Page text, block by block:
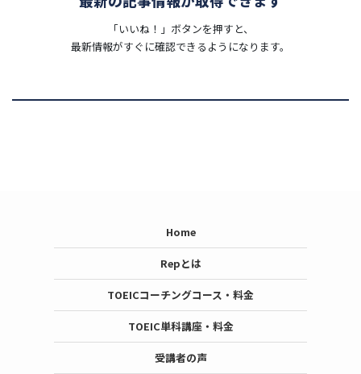
「いいね！」ボタンを押すと、
最新情報がすぐに確認できるようになります。
Home
Repとは
TOEICコーチングコース・料金
TOEIC単科講座・料金
受講者の声